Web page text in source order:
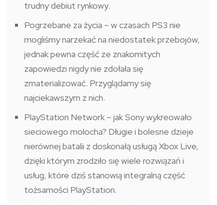
trudny debiut rynkowy.
Pogrzebane za życia – w czasach PS3 nie
mogliśmy narzekać na niedostatek przebojów,
jednak pewna część ze znakomitych
zapowiedzi nigdy nie zdołała się
zmaterializować. Przyglądamy się
najciekawszym z nich.
PlayStation Network – jak Sony wykreowało
sieciowego molocha? Długie i bolesne dzieje
nierównej batalii z doskonałą usługą Xbox Live,
dzięki którym zrodziło się wiele rozwiązań i
usług, które dziś stanowią integralną część
tożsamości PlayStation.